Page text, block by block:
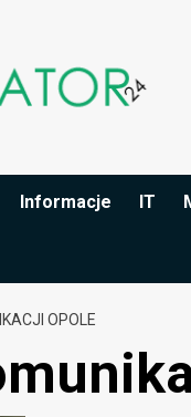
Informacje IT
OPOLE